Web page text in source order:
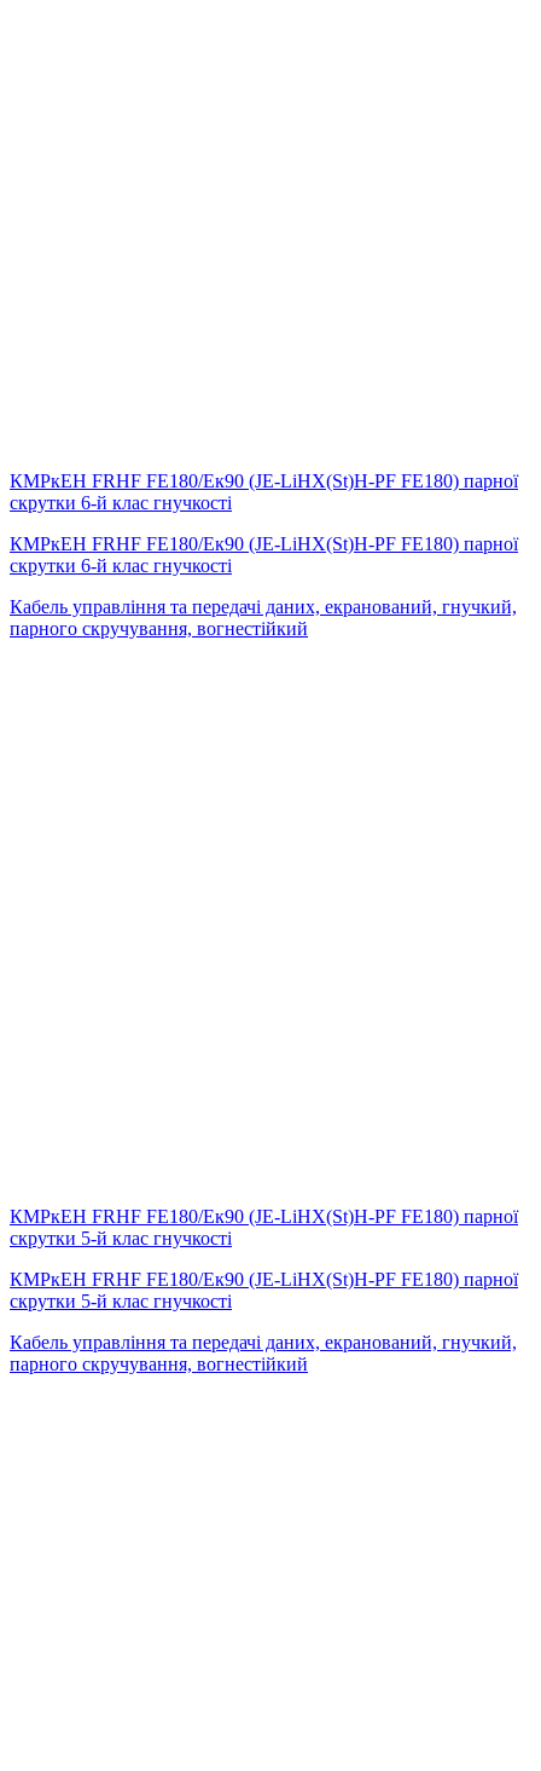
КМРкЕН FRHF FE180/Eк90 (JE-LiHX(St)H-PF FE180) парної
скрутки 6-й клас гнучкості
КМРкЕН FRHF FE180/Eк90 (JE-LiHX(St)H-PF FE180) парної
скрутки 6-й клас гнучкості
Кабель управління та передачі даних, екранований, гнучкий,
парного скручування, вогнестійкий
КМРкЕН FRHF FE180/Eк90 (JE-LiHX(St)H-PF FE180) парної
скрутки 5-й клас гнучкості
КМРкЕН FRHF FE180/Eк90 (JE-LiHX(St)H-PF FE180) парної
скрутки 5-й клас гнучкості
Кабель управління та передачі даних, екранований, гнучкий,
парного скручування, вогнестійкий